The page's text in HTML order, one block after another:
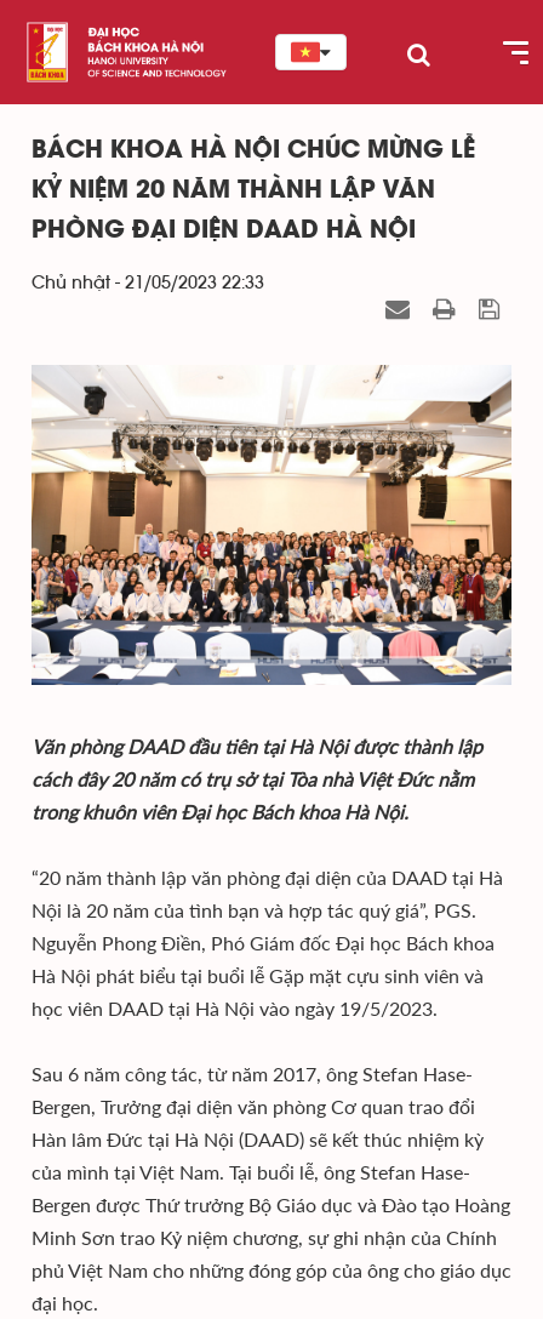
BÁCH KHOA HÀ NỘI CHÚC MỪNG LỄ
KỶ NIỆM 20 NĂM THÀNH LẬP VĂN
PHÒNG ĐẠI DIỆN DAAD HÀ NỘI
Chủ nhật - 21/05/2023 22:33
Văn phòng DAAD đầu tiên tại Hà Nội được thành lập
cách đây 20 năm có trụ sở tại Tòa nhà Việt Đức nằm
trong khuôn viên Đại học Bách khoa Hà Nội.
“20 năm thành lập văn phòng đại diện của DAAD tại Hà
Nội là 20 năm của tình bạn và hợp tác quý giá”, PGS.
Nguyễn Phong Điền, Phó Giám đốc Đại học Bách khoa
Hà Nội phát biểu tại buổi lễ Gặp mặt cựu sinh viên và
học viên DAAD tại Hà Nội vào ngày 19/5/2023.
Sau 6 năm công tác, từ năm 2017, ông Stefan Hase-
Bergen, Trưởng đại diện văn phòng Cơ quan trao đổi
Hàn lâm Đức tại Hà Nội (DAAD) sẽ kết thúc nhiệm kỳ
của mình tại Việt Nam. Tại buổi lễ, ông Stefan Hase-
Bergen được Thứ trưởng Bộ Giáo dục và Đào tạo Hoàng
Minh Sơn trao Kỷ niệm chương, sự ghi nhận của Chính
phủ Việt Nam cho những đóng góp của ông cho giáo dục
đại học.